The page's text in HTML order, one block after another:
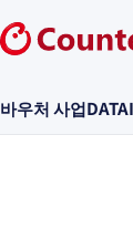
바우처 사업DATA